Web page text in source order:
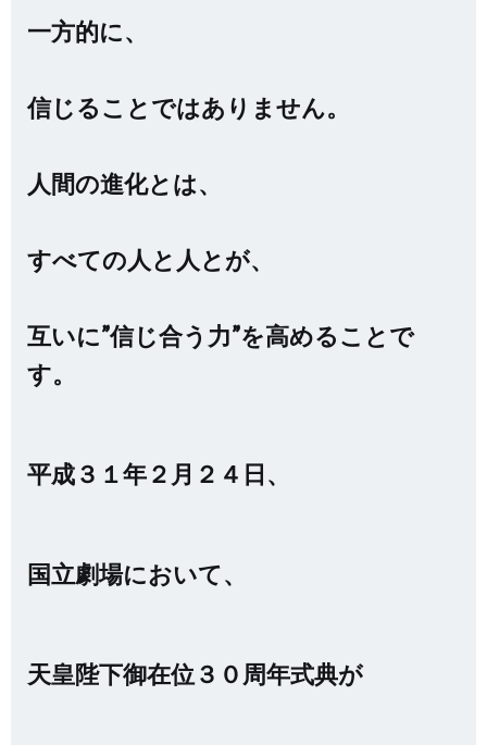
一方的に、
信じることではありません。
人間の進化とは、
すべての人と人とが、
互いに”信じ合う力”を高めることで
す。
平成３１年２月２４日、
国立劇場において、
天皇陛下御在位３０周年式典が